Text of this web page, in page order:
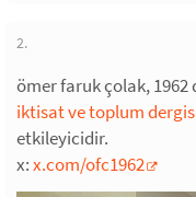
2.
ömer faruk çolak, 1962
iktisat ve toplum
etkileyicidir.
x:x.com/ofc1962